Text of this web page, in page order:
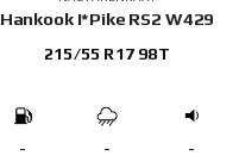
Hankook I*Pike RS2 W429
215/55 R17 98T
- - -